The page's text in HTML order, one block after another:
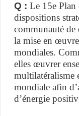
Q : Le 15e
dispositions
communauté de
la mise en
mondiales.
elles œuvrer
multilatéralisme
mondiale afin
d’énergie